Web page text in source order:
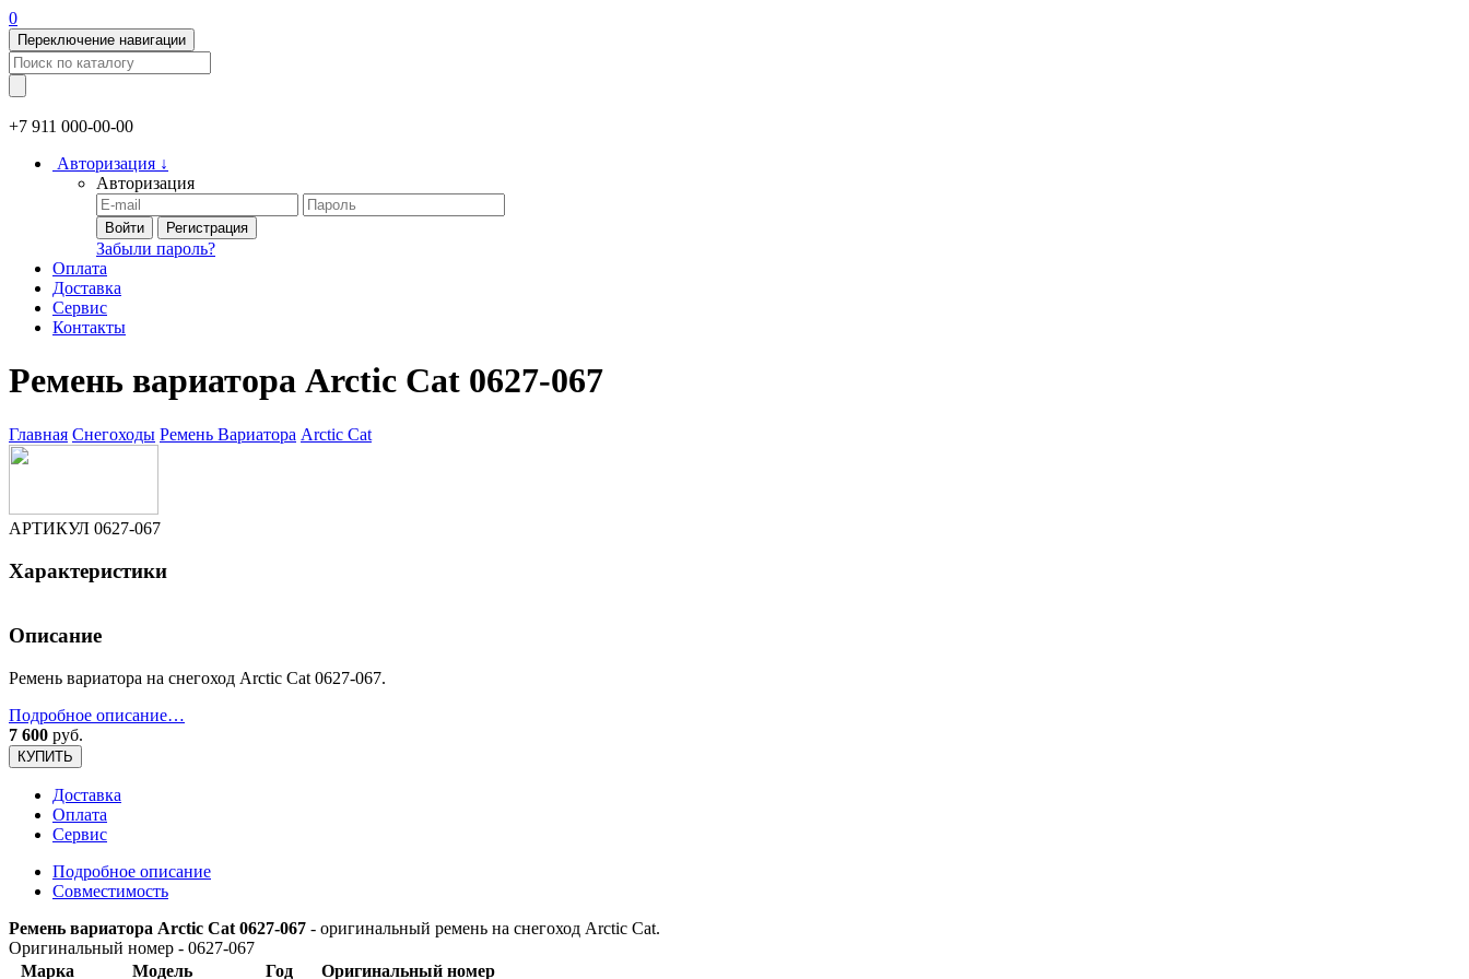
0
Переключение навигации
+7 911 000-00-00
Авторизация ↓
Авторизация
Войти Регистрация
Забыли пароль?
Оплата
Доставка
Сервис
Контакты
Ремень вариатора Arctic Cat 0627-067
Главная Снегоходы Ремень Вариатора Arctic Cat
АРТИКУЛ 0627-067
Характеристики
Описание
Ремень вариатора на снегоход Arctic Cat 0627-067.
Подробное описание…
7 600 руб.
КУПИТЬ
Доставка
Оплата
Сервис
Подробное описание
Совместимость
Ремень вариатора Arctic Cat 0627-067 - оригинальный ремень на снегоход Arctic Cat.
Оригинальный номер - 0627-067
Марка
Модель Год Оригинальный номер